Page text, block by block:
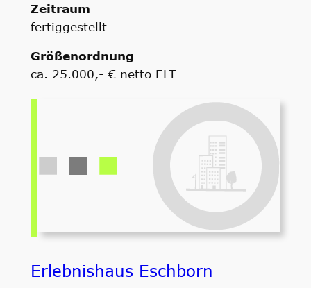
Zeitraum
fertiggestellt
Größenordnung
ca. 25.000,- € netto ELT
Erlebnishaus Eschborn